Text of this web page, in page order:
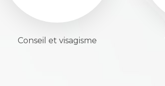
Conseil et visagisme